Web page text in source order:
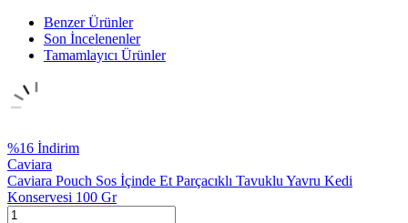
Benzer Ürünler
Son İncelenenler
Tamamlayıcı Ürünler
%16 İndirim
Caviara
Caviara Pouch Sos İçinde Et Parçacıklı Tavuklu Yavru Kedi
Konservesi 100 Gr